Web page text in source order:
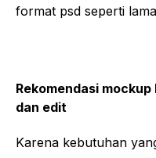
format psd seperti
Rekomendasi
dan edit
Karena kebutuhan